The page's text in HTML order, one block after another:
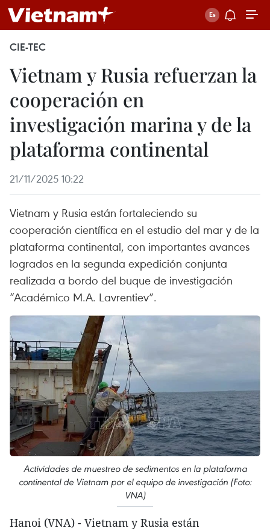
CIE-TEC
Vietnam y Rusia refuerzan la
cooperación en
investigación marina y de la
plataforma continental
21/11/2025 10:22
Vietnam y Rusia están fortaleciendo su
cooperación científica en el estudio del mar y de la
plataforma continental, con importantes avances
logrados en la segunda expedición conjunta
realizada a bordo del buque de investigación
“Académico M.A. Lavrentiev”.
Actividades de muestreo de sedimentos en la plataforma
continental de Vietnam por el equipo de investigación (Foto:
VNA)
Hanoi (VNA) - Vietnam y Rusia están